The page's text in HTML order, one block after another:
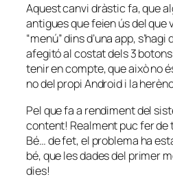
Aquest canvi dràstic fa, que
antigues que feien ús del que
“menú” dins d’una app,
afegitó al costat dels 3
tenir en compte, que això no
no del propi Android i la
Pel que fa a rendiment del
content! Realment puc fer de
Bé… de fet, el problema ha
bé, que les dades del primer
dies!